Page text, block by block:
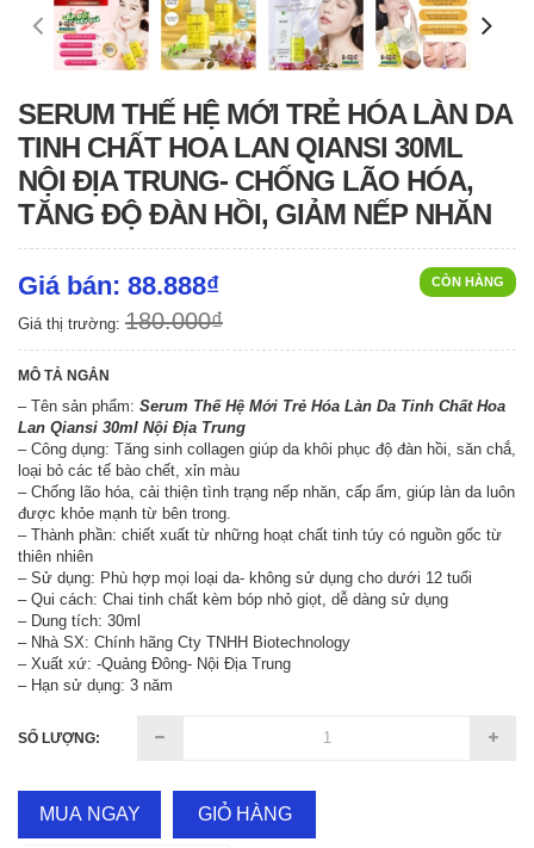
SERUM THẾ HỆ MỚI TRẺ HÓA LÀN DA
TINH CHẤT HOA LAN QIANSI 30ML
NỘI ĐỊA TRUNG- CHỐNG LÃO HÓA,
TĂNG ĐỘ ĐÀN HỒI, GIẢM NẾP NHĂN
CÒN HÀNG
Giá bán: 88.888₫
Giá thị trường: 180.000₫
MÔ TẢ NGẮN
– Tên sản phẩm: Serum Thế Hệ Mới Trẻ Hóa Làn Da Tinh Chất Hoa
Lan Qiansi 30ml Nội Địa Trung
– Công dụng: Tăng sinh collagen giúp da khôi phục độ đàn hồi, săn chắ,
loại bỏ các tế bào chết, xỉn màu
– Chống lão hóa, cải thiện tình trạng nếp nhăn, cấp ẩm, giúp làn da luôn
được khỏe mạnh từ bên trong.
– Thành phần: chiết xuất từ những hoạt chất tinh túy có nguồn gốc từ
thiên nhiên
– Sử dụng: Phù hợp mọi loại da- không sử dụng cho dưới 12 tuổi
– Qui cách: Chai tinh chất kèm bóp nhỏ giọt, dễ dàng sử dụng
– Dung tích: 30ml
– Nhà SX: Chính hãng Cty TNHH Biotechnology
– Xuất xứ: -Quảng Đông- Nội Địa Trung
– Hạn sử dụng: 3 năm
SỐ LƯỢNG:
MUA NGAY GIỎ HÀNG